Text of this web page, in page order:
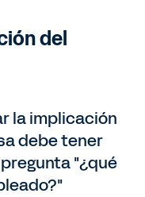
del
la implicación
debe tener
"¿qué